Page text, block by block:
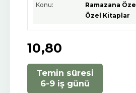
Konu: Ramazana Özel
Özel Kitaplar
10,80
Temin süresi
6-9 iş günü